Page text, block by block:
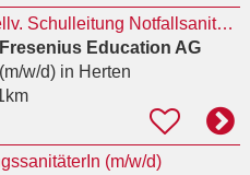
Schulleitung/stellv. Schulleitung NotfallsanitäterIn mit Praxisanleiter(m/w/d)
Education AG
w/d)in Herten
(m/w/d)